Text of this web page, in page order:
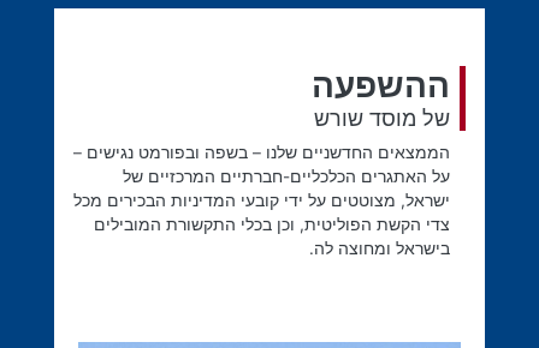
ההשפעה
של מוסד שורש
הממצאים החדשניים שלנו – בשפה ובפורמט נגישים –
על האתגרים הכלכליים-חברתיים המרכזיים של
ישראל, מצוטטים על ידי קובעי המדיניות הבכירים מכל
צדי הקשת הפוליטית, וכן בכלי התקשורת המובילים
בישראל ומחוצה לה.